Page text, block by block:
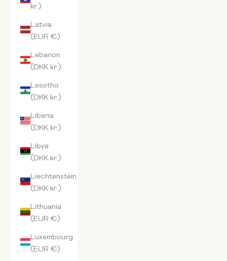
kr.)
Latvia
(EUR €)
Lebanon
(DKK kr.)
Lesotho
(DKK kr.)
Liberia
(DKK kr.)
Libya
(DKK kr.)
Liechtenstein
(DKK kr.)
Lithuania
(EUR €)
Luxembourg
(EUR €)